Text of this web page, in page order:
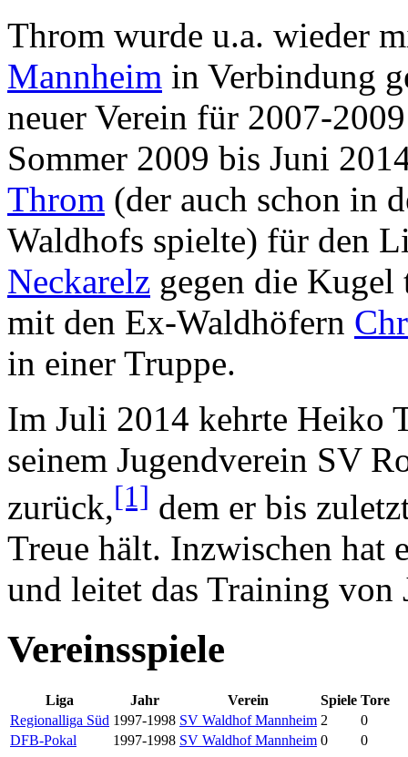
Throm wurde u.a. wieder
Mannheim in Verbindung
neuer Verein für 2007-
Sommer 2009 bis Juni
Throm (der auch schon in
Waldhofs spielte) für den
Neckarelz gegen die Kugel
mit den Ex-Waldhöfern
in einer Truppe.
Im Juli 2014 kehrte Heiko
seinem Jugendverein SV
zurück,[1] dem er bis
Treue hält. Inzwischen hat
und leitet das Training von
Vereinsspiele
Liga Jahr Verein Spiele Tore
Regionalliga Süd 1997-1998 SV Waldhof Mannheim 2
0
DFB-Pokal
1997-1998 SV Waldhof Mannheim 0 0